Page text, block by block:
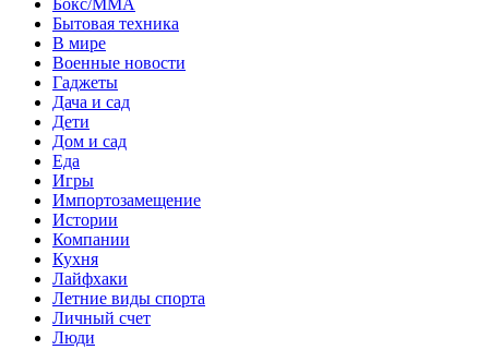
Бытовая техника
В мире
Военные новости
Гаджеты
Дача и сад
Дети
Дом и сад
Еда
Игры
Импортозамещение
Истории
Компании
Кухня
Лайфхаки
Летние виды спорта
Личный счет
Люди